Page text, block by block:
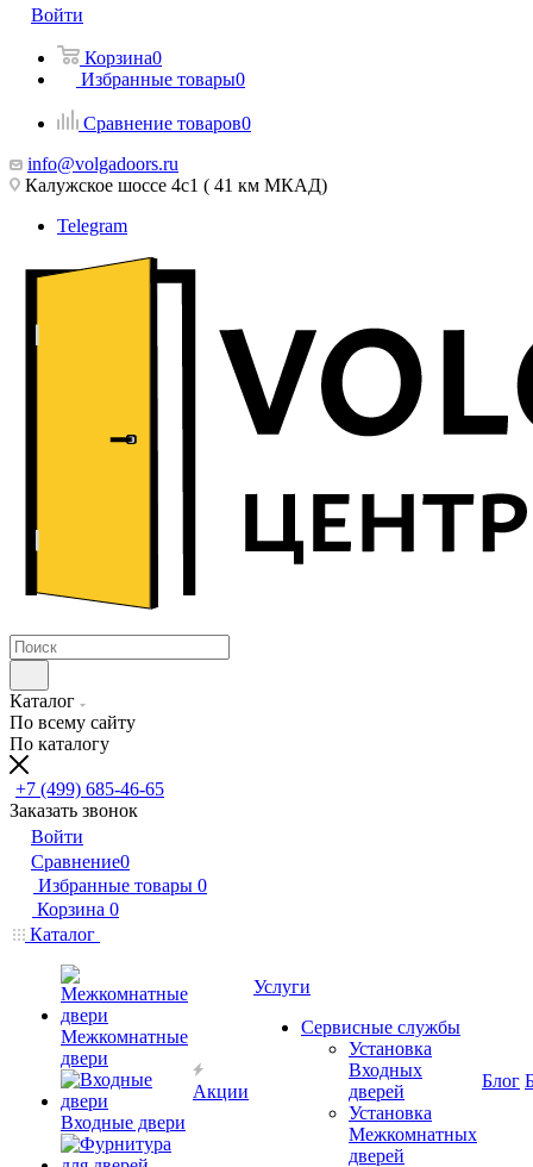
Войти
Корзина0
Избранные товары0
Сравнение товаров0
info@volgadoors.ru
Калужское шоссе 4с1 ( 41 км МКАД)
Telegram
Каталог
По всему сайту
По каталогу
+7 (499) 685-46-65
Заказать звонок
Войти
Сравнение0
Избранные товары 0
Корзина 0
Каталог
Межкомнатные
двери
Входные двери
Акции
Услуги
Сервисные службы
Установка
Входных
дверей
Установка
Межкомнатных
дверей
Блог